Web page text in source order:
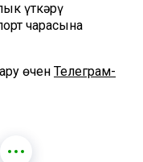
үткәрү
чарасына
өчен Телеграм-